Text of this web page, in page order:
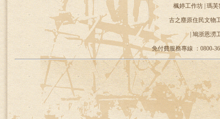
楓婷工作坊 | 瑪芙
古之塵原住民文物
| 鳩浙恩澇
免付費服務專線 ：0800-